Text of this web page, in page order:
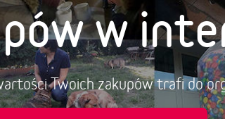
w
Twoich zakupów trafi do